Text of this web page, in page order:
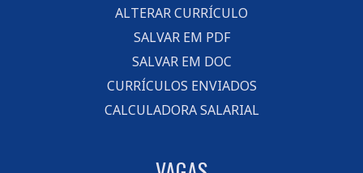
ALTERAR CURRÍCULO
SALVAR EM PDF
SALVAR EM DOC
CURRÍCULOS ENVIADOS
CALCULADORA SALARIAL